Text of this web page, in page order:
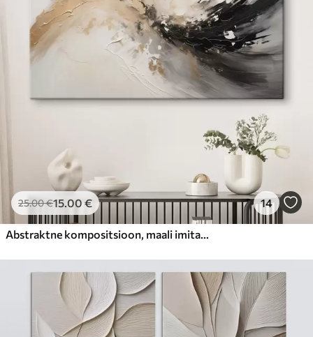
25.00€15.00 € 14
Abstraktne kompositsioon, maali imitatsioon